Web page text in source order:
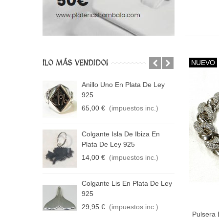
¡LO MÁS VENDIDO!
Anillo Uno En Plata De Ley
925
65,00 € (impuestos inc.)
Colgante Isla De Ibiza En
Plata De Ley 925
14,00 € (impuestos inc.)
Colgante Lis En Plata De Ley
925
29,95 € (impuestos inc.)
NUEVO
Pulsera